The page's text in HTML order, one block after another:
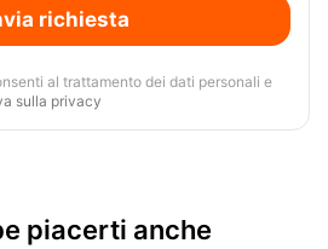
richiesta
al trattamento dei dati personali e
sulla privacy
piacerti anche